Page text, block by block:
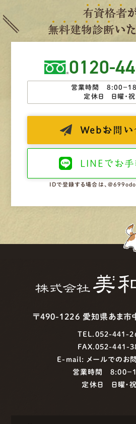
有資格者が
無料建物診断い
0120-
営業時間
定休日 日曜・祝
Web お問い
LINEで お
IDで登録する場合は、
〒490-1226 愛知県あま市
TEL.052-441-
FAX.052-441-
E-mail: メールでのお
営業時間
定休日 日曜・